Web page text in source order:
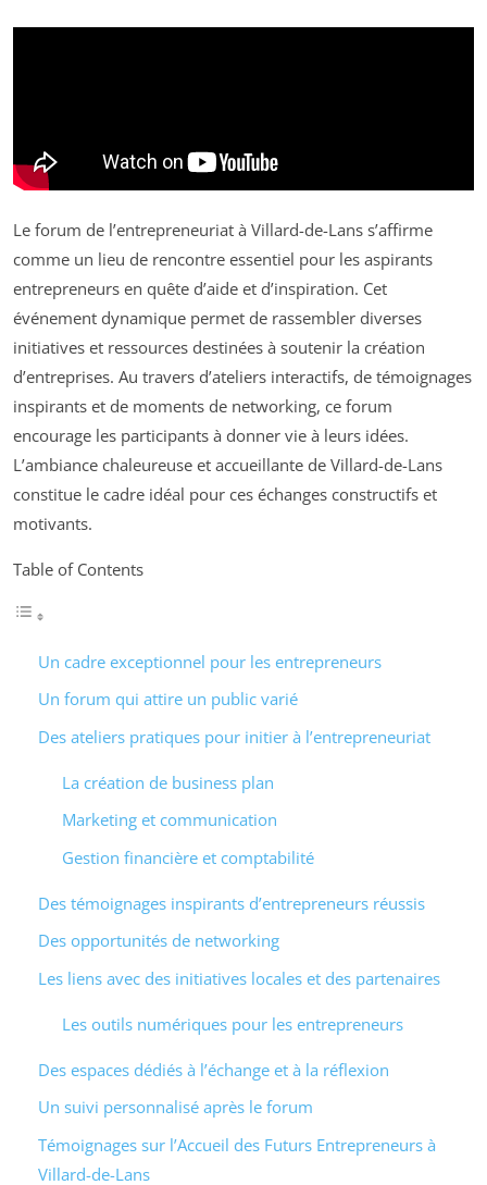
Le forum de l’entrepreneuriat à Villard-de-Lans s’affirme
comme un lieu de rencontre essentiel pour les aspirants
entrepreneurs en quête d’aide et d’inspiration. Cet
événement dynamique permet de rassembler diverses
initiatives et ressources destinées à soutenir la création
d’entreprises. Au travers d’ateliers interactifs, de témoignages
inspirants et de moments de networking, ce forum
encourage les participants à donner vie à leurs idées.
L’ambiance chaleureuse et accueillante de Villard-de-Lans
constitue le cadre idéal pour ces échanges constructifs et
motivants.
Table of Contents
Un cadre exceptionnel pour les entrepreneurs
Un forum qui attire un public varié
Des ateliers pratiques pour initier à l’entrepreneuriat
La création de business plan
Marketing et communication
Gestion financière et comptabilité
Des témoignages inspirants d’entrepreneurs réussis
Des opportunités de networking
Les liens avec des initiatives locales et des partenaires
Les outils numériques pour les entrepreneurs
Des espaces dédiés à l’échange et à la réflexion
Un suivi personnalisé après le forum
Témoignages sur l’Accueil des Futurs Entrepreneurs à
Villard-de-Lans